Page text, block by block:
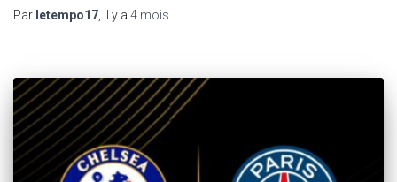
Par letempo17 , il y a 4 mois